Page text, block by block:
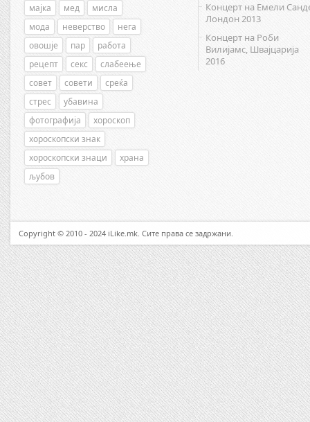
мајка
мед
мисла
мода
неверство
нега
овошје
пар
работа
рецепт
секс
слабеење
совет
совети
среќа
стрес
убавина
фотографија
хороскоп
хороскопски знак
хороскопски знаци
храна
љубов
Концерт на Емели
Лондон 2013
Концерт на Роби
Вилијамс, Швајцарија
2016
Copyright © 2010 - 2024 iLike.mk. Сите права се задржани.